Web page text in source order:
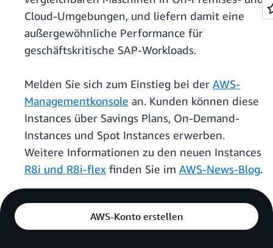
Cloud-Umgebungen, und liefern damit eine
außergewöhnliche Performance für
geschäftskritische SAP-Workloads.
Melden Sie sich zum Einstieg bei der AWS-
Managementkonsole an. Kunden können diese
Instances über Savings Plans, On-Demand-
Instances und Spot Instances erwerben.
Weitere Informationen zu den neuen Instances
R8i und R8i-flex finden Sie im AWS-News-Blog.
AWS-Konto erstellen